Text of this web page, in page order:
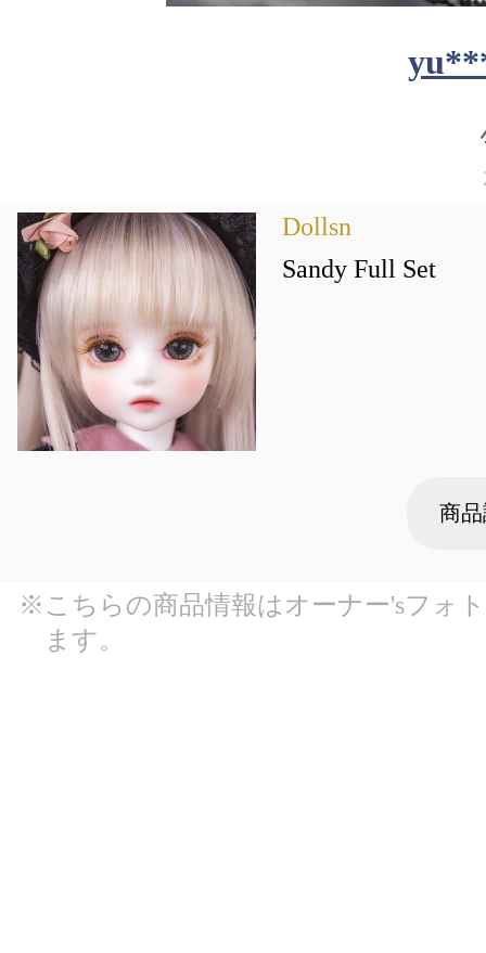
Dollsn
Sandy Full Set
商
※こちらの商品情報はオーナー'sフォ
ます。